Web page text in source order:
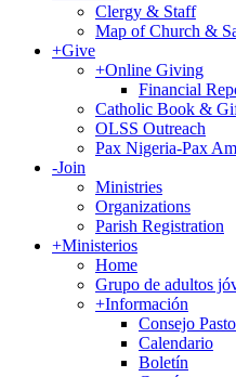
Clergy & Staff
Map of Church &
+Give
+Online Giving
Financial
Catholic Book &
OLSS Outreach
Pax Nigeria-Pax
-Join
Ministries
Organizations
Parish Registration
+Ministerios
Home
Grupo de adultos
+Información
Consejo
Calendario
Boletín